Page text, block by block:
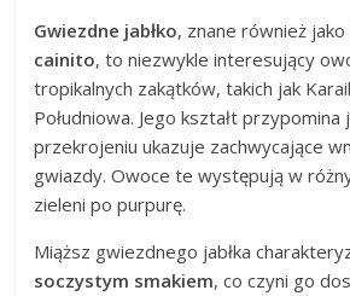
Gwiezdne jabłko, znane również jako
cainito, to niezwykle interesujący
tropikalnych zakątków, takich jak
Południowa. Jego kształt przypomina
przekrojeniu ukazuje zachwycające
gwiazdy. Owoce te występują w
zieleni po purpurę.
Miąższ gwiezdnego jabłka
soczystym smakiem, co czyni go